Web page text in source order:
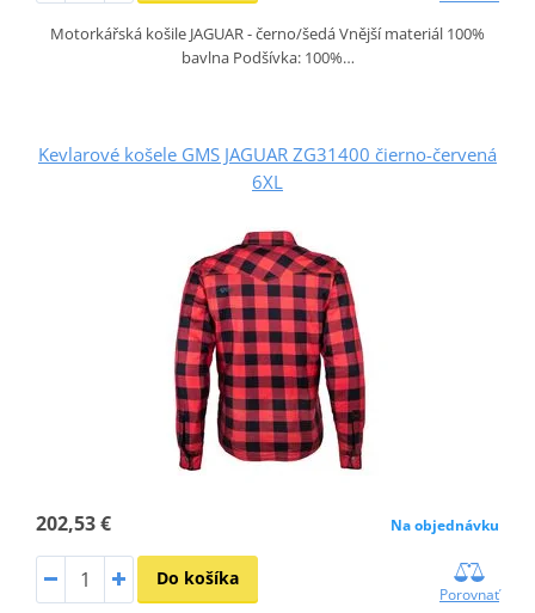
Motorkářská košile JAGUAR - černo/šedá Vnější materiál 100%
bavlna Podšívka: 100%…
Kevlarové košele GMS JAGUAR ZG31400 čierno-červená
6XL
202,53 € Na objednávku
Do košíka
Porovnať